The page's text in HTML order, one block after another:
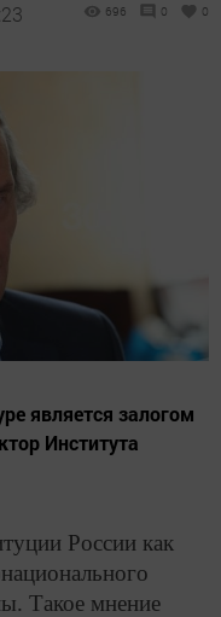
696 0 0
является залогом
Института
России как
Такое мнение